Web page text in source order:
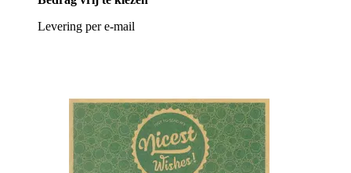
Levering per e-mail